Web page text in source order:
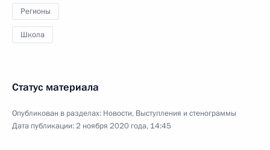
Регионы
Школа
Статус материала
Опубликован в разделах: Новости, Выступления и стенограммы
Дата публикации:2 ноября 2020 года, 14:45